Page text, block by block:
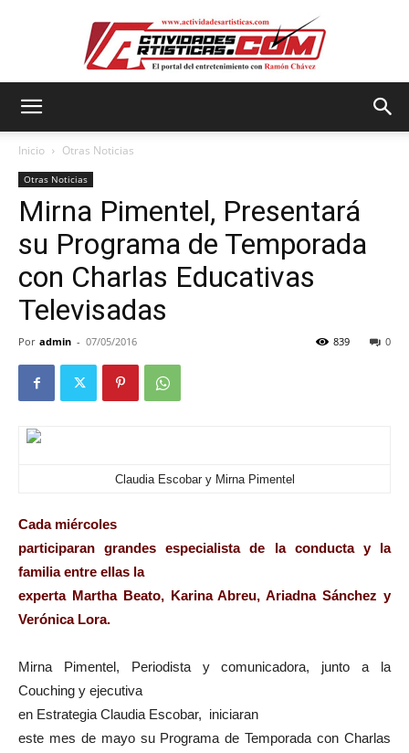
Inicio Otras Noticias
Otras Noticias
Mirna Pimentel, Presentará
su Programa de Temporada
con Charlas Educativas
Televisadas
Por admin - 07/05/2016 0
839
Claudia Escobar y Mirna Pimentel
Cada miércoles
participaran grandes especialista de la conducta y la
familia entre ellas la
experta Martha Beato, Karina Abreu, Ariadna Sánchez y
Verónica Lora.
Mirna Pimentel, Periodista y comunicadora, junto a la
Couching y ejecutiva
en Estrategia Claudia Escobar, iniciaran
este mes de mayo su Programa de Temporada con Charlas